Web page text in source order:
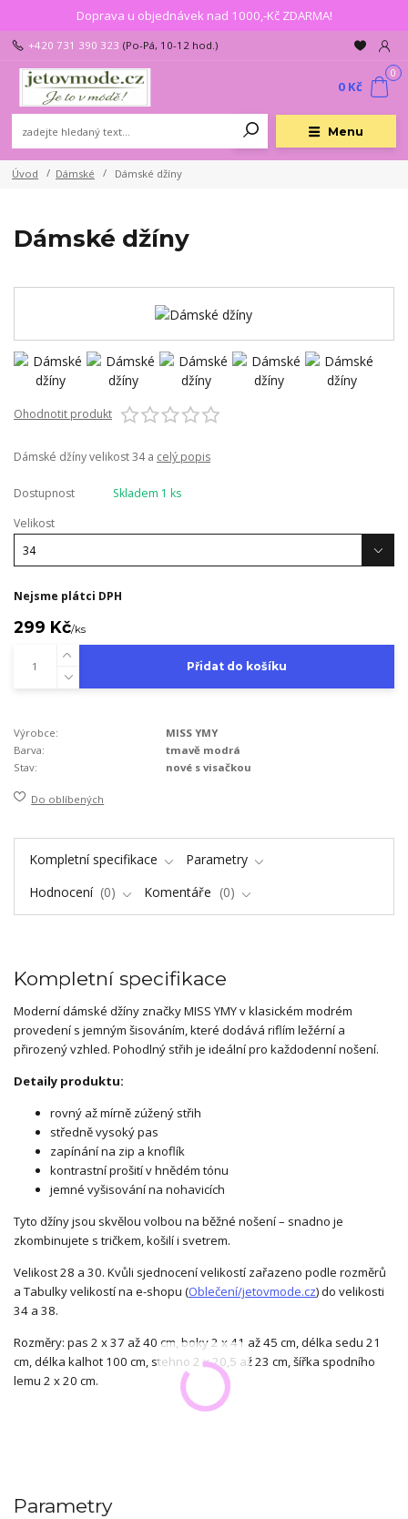
Doprava u objednávek nad 1000,-Kč ZDARMA!
Menu
+420 731 390 323 (Po-Pá, 10-12 hod.)
0
0 Kč
Úvod Dámské Dámské džíny
Dámské džíny
Ohodnotit produkt
Dámské džíny velikost 34 a celý popis
Dostupnost
Skladem 1 ks
Velikost
Nejsme plátci DPH
299 Kč/ks
Přidat do košíku
Výrobce:
MISS YMY
Barva:
tmavě modrá
Stav:
nové s visačkou
Do oblíbených
Kompletní specifikace
Parametry
Hodnocení
0 Komentáře 0
Kompletní specifikace
Moderní dámské džíny značky MISS YMY v klasickém modrém
provedení s jemným šisováním, které dodává riflím ležérní a
přirozený vzhled. Pohodlný střih je ideální pro každodenní nošení.
Detaily produktu:
rovný až mírně zúžený střih
středně vysoký pas
zapínání na zip a knoflík
kontrastní prošití v hnědém tónu
jemné vyšisování na nohavicích
Tyto džíny jsou skvělou volbou na běžné nošení – snadno je
zkombinujete s tričkem, košilí i svetrem.
Velikost 28 a 30. Kvůli sjednocení velikostí zařazeno podle rozměrů
a Tabulky velikostí na e-shopu (Oblečení/jetovmode.cz) do velikosti
34 a 38.
Rozměry: pas 2 x 37 až 40 cm, boky 2 x 41 až 45 cm, délka sedu 21
cm, délka kalhot 100 cm, stehno 2 x 20,5 až 23 cm, šířka spodního
lemu 2 x 20 cm.
Parametry